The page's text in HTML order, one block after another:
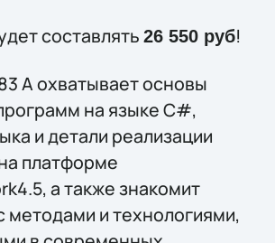
составлять 26 550 руб!
A охватывает основы
на языке C#,
и детали реализации
платформе
а также знакомит
методами и технологиями,